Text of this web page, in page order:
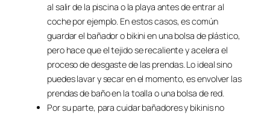
al salir de la piscina o la playa antes de entrar al
coche por ejemplo. En estos casos, es común
guardar el bañador o bikini en una bolsa de plástico,
pero hace que el tejido se recaliente y acelera el
proceso de desgaste de las prendas. Lo ideal sino
puedes lavar y secar en el momento, es envolver las
prendas de baño en la toalla o una bolsa de red.
Por su parte, para cuidar bañadores y bikinis no